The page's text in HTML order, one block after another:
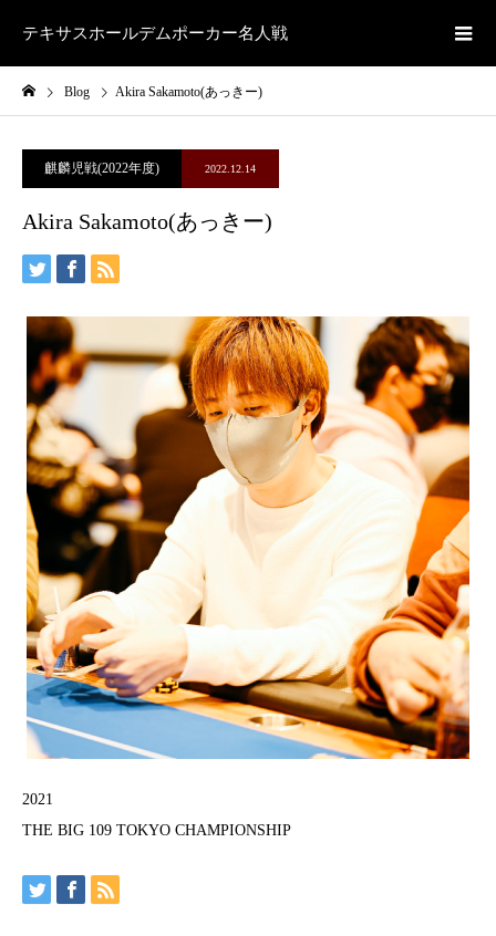
テキサスホールデムポーカー名人戦
Blog Akira Sakamoto(あっきー)
麒麟児戦(2022年度) 2022.12.14
Akira Sakamoto(あっきー)
2021
THE BIG 109 TOKYO CHAMPIONSHIP